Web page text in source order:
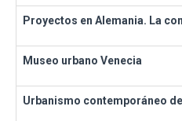
Proyectos en Alemania. La
Museo urbano Venecia
Urbanismo contemporáneo